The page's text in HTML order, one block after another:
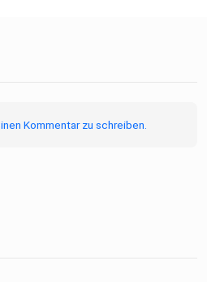
Kommentar zu schreiben.